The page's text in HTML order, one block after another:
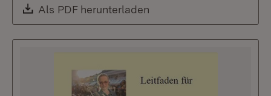
Download:
Als PDF herunterladen